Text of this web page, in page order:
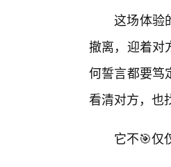
这场体验
撤离，迎着对
何誓言都要
看清对方，也
它不🎯仅